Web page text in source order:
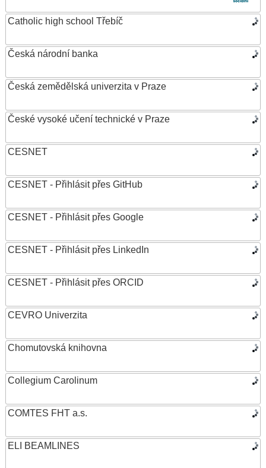
Catholic high school Třebíč
Česká národní banka
Česká zemědělská univerzita v Praze
České vysoké učení technické v Praze
CESNET
CESNET - Přihlásit přes GitHub
CESNET - Přihlásit přes Google
CESNET - Přihlásit přes LinkedIn
CESNET - Přihlásit přes ORCID
CEVRO Univerzita
Chomutovská knihovna
Collegium Carolinum
COMTES FHT a.s.
ELI BEAMLINES